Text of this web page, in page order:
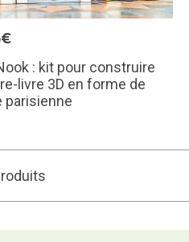
: kit pour construire
livre 3D en forme de
parisienne